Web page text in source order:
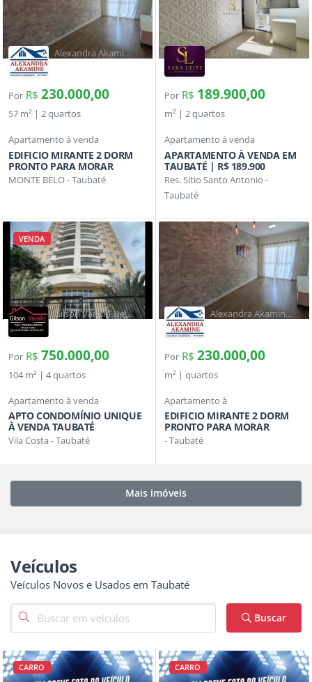
Alexandra Akamine
Por R$ 230.000,00
57 m² | 2 quartos
Apartamento à venda
EDIFICIO MIRANTE 2 DORM
PRONTO PARA MORAR
MONTE BELO - Taubaté
Sara Leite
Por R$ 189.900,00
m² | 2 quartos
Apartamento à venda
APARTAMENTO À VENDA EM
TAUBATÉ | R$ 189.900
Res. Sitio Santo Antonio -
Taubaté
VENDA
Gilson Varallo Neg
Por R$ 750.000,00
104 m² | 4 quartos
Apartamento à venda
APTO CONDOMÍNIO UNIQUE
À VENDA TAUBATÉ
Vila Costa - Taubaté
Alexandra Akamine
Por R$ 230.000,00
m² | quartos
Apartamento à
EDIFICIO MIRANTE 2 DORM
PRONTO PARA MORAR
- Taubaté
Mais imóveis
Veículos
Veículos Novos e Usados em Taubaté
Buscar
CARRO CARRO